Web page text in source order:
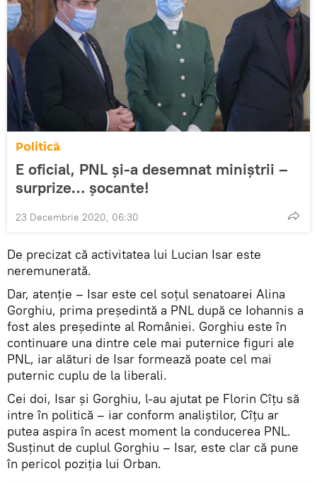
Politică
E oficial, PNL și-a desemnat miniștrii –
surprize… șocante!
23 Decembrie 2020, 06:30
De precizat că activitatea lui Lucian Isar este
neremunerată.
Dar, atenție – Isar este cel soţul senatoarei Alina
Gorghiu, prima președintă a PNL după ce Iohannis a
fost ales președinte al României. Gorghiu este în
continuare una dintre cele mai puternice figuri ale
PNL, iar alături de Isar formează poate cel mai
puternic cuplu de la liberali.
Cei doi, Isar și Gorghiu, l-au ajutat pe Florin Cîțu să
intre în politică – iar conform analiștilor, Cîțu ar
putea aspira în acest moment la conducerea PNL.
Susținut de cuplul Gorghiu – Isar, este clar că pune
în pericol poziția lui Orban.